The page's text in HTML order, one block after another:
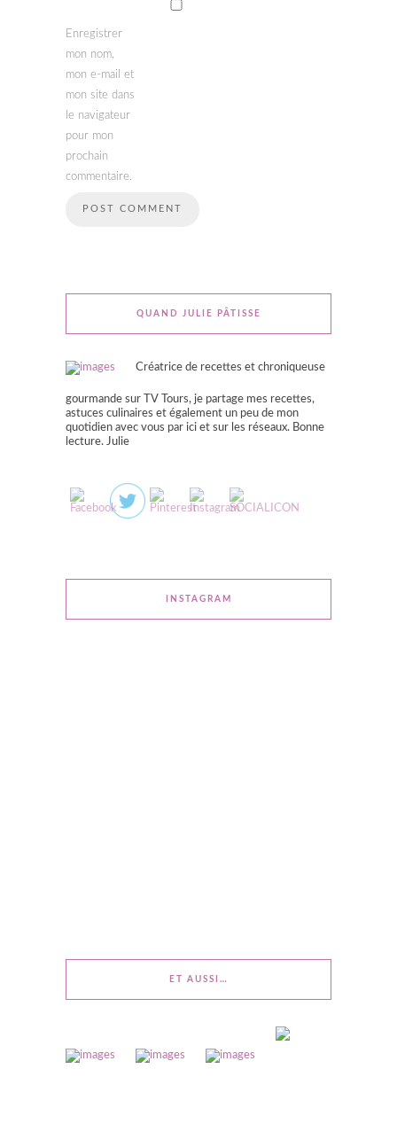
Enregistrer
mon nom,
mon e-mail et
mon site dans
le navigateur
pour mon
prochain
commentaire.
QUAND JULIE PÂTISSE
Créatrice de recettes et chroniqueuse
gourmande sur TV Tours, je partage mes recettes,
astuces culinaires et également un peu de mon
quotidien avec vous par ici et sur les réseaux. Bonne
lecture. Julie
INSTAGRAM
ET AUSSI…